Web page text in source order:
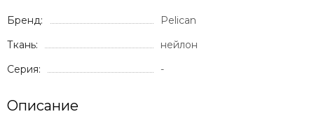
Бренд:
Pelican
Ткань:
нейлон
Серия:
-
Описание